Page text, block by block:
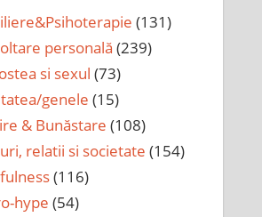
(131)
personală (239)
si sexul (73)
genele (15)
& Bunăstare (108)
relatii si societate (154)
(116)
hype (54)